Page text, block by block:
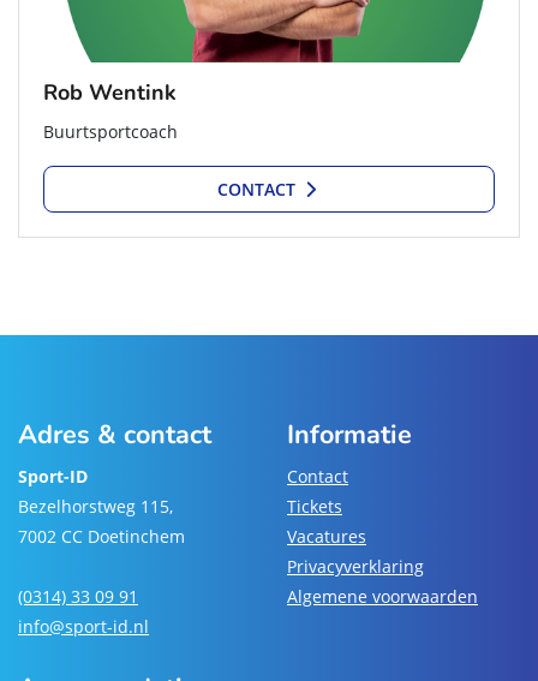
Rob Wentink
Buurtsportcoach
CONTACT
Adres & contact
Sport-ID
Bezelhorstweg 115,
7002 CC Doetinchem
(0314) 33 09 91
info@sport-id.nl
Informatie
Contact
Tickets
Vacatures
Privacyverklaring
Algemene voorwaarden